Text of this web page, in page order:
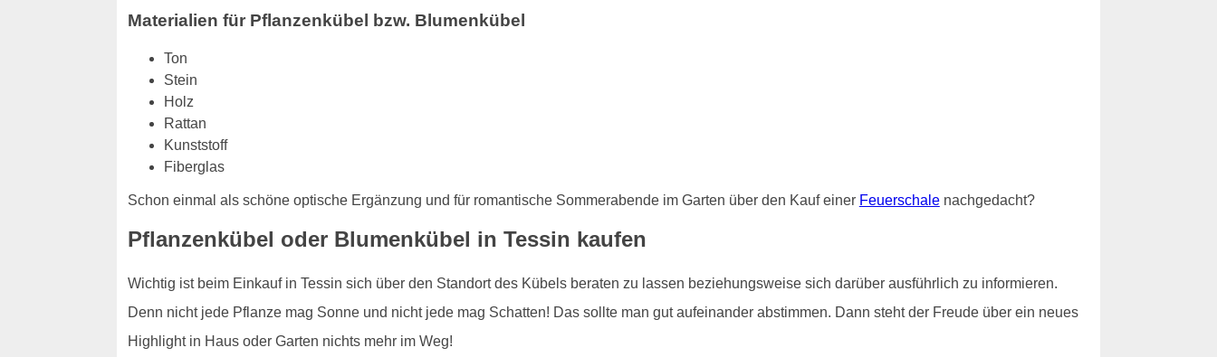
Materialien für Pflanzenkübel bzw. Blumenkübel
Ton
Stein
Holz
Rattan
Kunststoff
Fiberglas
Schon einmal als schöne optische Ergänzung und für romantische Sommerabende im Garten über den Kauf einer Feuerschalenachgedacht?
Pflanzenkübel oder Blumenkübel in Tessin kaufen
Wichtig ist beim Einkauf in Tessin sich über den Standort des Kübels beraten zu lassen beziehungsweise sich darüber ausführlich zu informieren.
Denn nicht jede Pflanze mag Sonne und nicht jede mag Schatten! Das sollte man gut aufeinander abstimmen. Dann steht der Freude über ein neues
Highlight in Haus oder Garten nichts mehr im Weg!